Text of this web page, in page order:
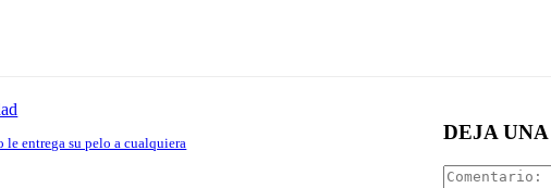
le entrega su pelo a cualquiera DEJA